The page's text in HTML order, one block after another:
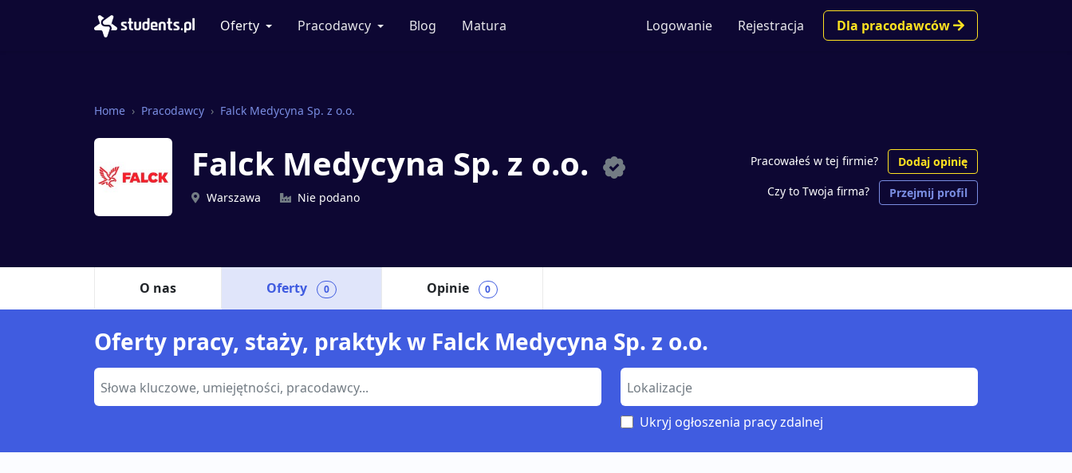
Oferty Pracodawcy Blog Matura Logowanie Rejestracja Dla pracodawców
Home Pracodawcy Falck Medycyna Sp. z o.o.
Falck Medycyna Sp. z o.o.
Warszawa Nie podano
Pracowałeś w tej firmie?
Dodaj opinię
Czy to Twoja firma?
Przejmij profil
O nas Oferty 0 Opinie 0
Oferty pracy, staży, praktyk w Falck Medycyna Sp. z o.o.
Ukryj ogłoszenia pracy zdalnej